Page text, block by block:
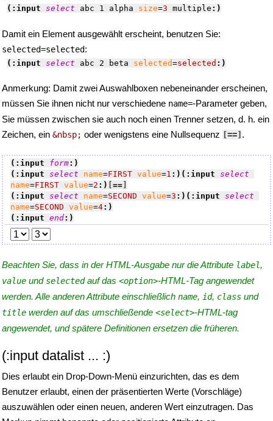
(:input select abc 1 alpha size=3 multiple :)
Damit ein Element ausgewählt erscheint, benutzen Sie:
selected=selected:
(:input select abc 2 beta selected=selected :)
Anmerkung: Damit zwei Auswahlboxen nebeneinander erscheinen,
müssen Sie ihnen nicht nur verschiedene name=-Parameter geben,
Sie müssen zwischen sie auch noch einen Trenner setzen, d. h. ein
Zeichen, ein &nbsp; oder wenigstens eine Nullsequenz [==] .
(:input form:)
(:input select name=FIRST value=1 :) (:input select
name=FIRST value=2 :) [==]
(:input select name=SECOND value=3 :) (:input select
name=SECOND value=4:)
(:input end:)
Beachten Sie, dass in der HTML-Ausgabe nur die Attribute label,
value und selectedauf das <option>-HTML-Tag angewendet
werden. Alle anderen Attribute einschließlich name, id, class und
title werden auf das umschließende <select>-HTML-tag
angewendet, und spätere Definitionen ersetzen die früheren.
(:input datalist ... :)
Dies erlaubt ein Drop-Down-Menü einzurichten, das es dem
Benutzer erlaubt, einen der präsentierten Werte (Vorschläge)
auszuwählen oder einen neuen, anderen Wert einzutragen. Das